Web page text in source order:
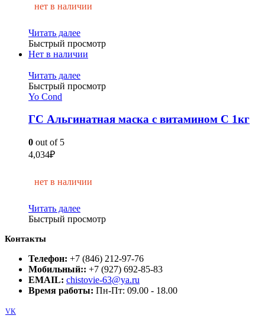
нет в наличии
Читать далее
Быстрый просмотр
Нет в наличии
Читать далее
Быстрый просмотр
Yo Cond
ГС Альгинатная маска с витамином С 1кг
0 out of 5
4,034₽
нет в наличии
Читать далее
Быстрый просмотр
Контакты
Телефон: +7 (846) 212-97-76
Мобильный:: +7 (927) 692-85-83
EMAIL: chistovie-63@ya.ru
Время работы: Пн-Пт: 09.00 - 18.00
VK